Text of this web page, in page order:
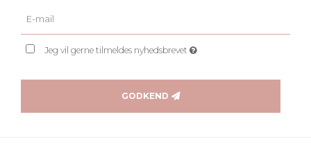
Jeg vil gerne tilmeldes nyhedsbrevet
GODKEND